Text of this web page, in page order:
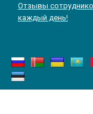
Отзывы
каждый день!